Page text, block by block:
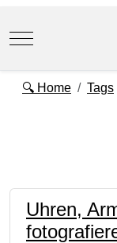
Mobile Menu
🔍 Home Tags
Uhren,